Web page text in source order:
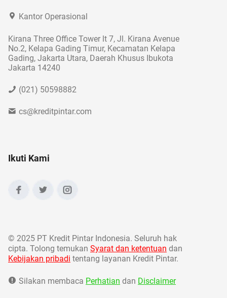
Kantor Operasional
Kirana Three Office Tower lt 7, Jl. Kirana Avenue
No.2, Kelapa Gading Timur, Kecamatan Kelapa
Gading, Jakarta Utara, Daerah Khusus Ibukota
Jakarta 14240
(021) 50598882
cs@kreditpintar.com
Ikuti Kami
© 2025 PT Kredit Pintar Indonesia. Seluruh hak
cipta. Tolong temukan Syarat dan ketentuan dan
Kebijakan pribadi tentang layanan Kredit Pintar.
Silakan membaca Perhatian dan Disclaimer